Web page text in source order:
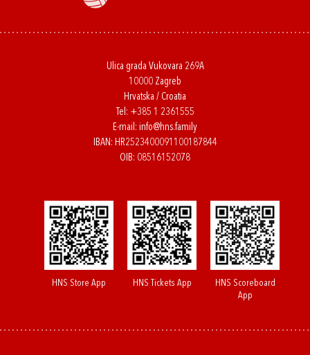
Ulica grada Vukovara 269A
10000 Zagreb
Hrvatska / Croatia
Tel: +385 1 2361555
E-mail: info@hns.family
IBAN: HR2523400091100187844
OIB: 08516152078
HNS Store App HNS Tickets App
HNS Scoreboard
App